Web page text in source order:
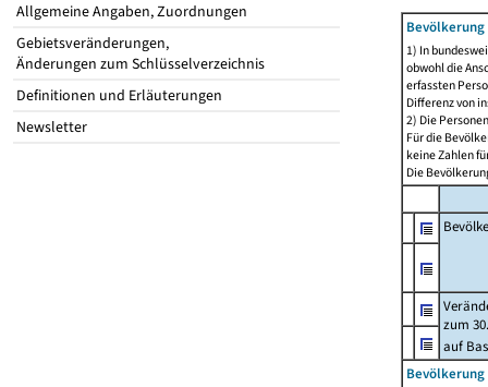
Allgemeine Angaben, Zuordnungen
Gebietsveränderungen,
Änderungen zum Schlüsselverzeichnis
Definitionen und Erläuterungen
Newsletter
1) In
obwohl die
erfassten
Differenz von
2) Die
Für die
keine Zahlen
Die
zum
auf
Bevölkerung